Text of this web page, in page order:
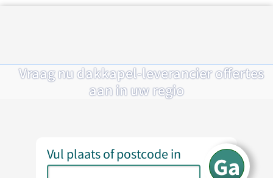
Vraag nu dakkapel-leverancier offertes
aan in uw regio
Vul plaats of postcode in